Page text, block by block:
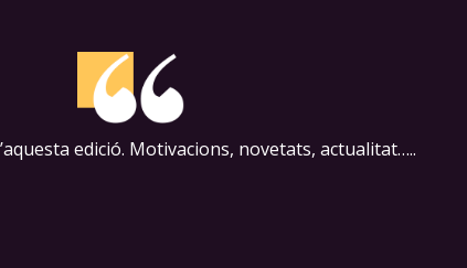
edició. Motivacions, novetats, actualitat…..